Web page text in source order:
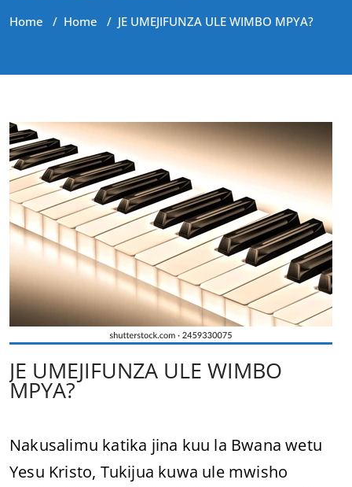
Home / Home / JE UMEJIFUNZA ULE WIMBO MPYA?
JE UMEJIFUNZA ULE WIMBO
MPYA?
Nakusalimu katika jina kuu la Bwana wetu
Yesu Kristo, Tukijua kuwa ule mwisho